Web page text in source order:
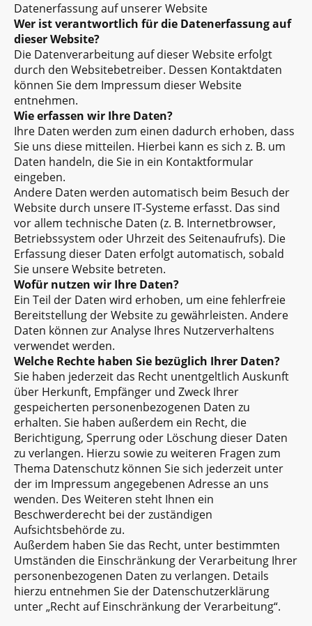
Datenerfassung auf unserer Website
Wer ist verantwortlich für die Datenerfassung auf
dieser Website?
Die Datenverarbeitung auf dieser Website erfolgt
durch den Websitebetreiber. Dessen Kontaktdaten
können Sie dem Impressum dieser Website
entnehmen.
Wie erfassen wir Ihre Daten?
Ihre Daten werden zum einen dadurch erhoben, dass
Sie uns diese mitteilen. Hierbei kann es sich z. B. um
Daten handeln, die Sie in ein Kontaktformular
eingeben.
Andere Daten werden automatisch beim Besuch der
Website durch unsere IT-Systeme erfasst. Das sind
vor allem technische Daten (z. B. Internetbrowser,
Betriebssystem oder Uhrzeit des Seitenaufrufs). Die
Erfassung dieser Daten erfolgt automatisch, sobald
Sie unsere Website betreten.
Wofür nutzen wir Ihre Daten?
Ein Teil der Daten wird erhoben, um eine fehlerfreie
Bereitstellung der Website zu gewährleisten. Andere
Daten können zur Analyse Ihres Nutzerverhaltens
verwendet werden.
Welche Rechte haben Sie bezüglich Ihrer Daten?
Sie haben jederzeit das Recht unentgeltlich Auskunft
über Herkunft, Empfänger und Zweck Ihrer
gespeicherten personenbezogenen Daten zu
erhalten. Sie haben außerdem ein Recht, die
Berichtigung, Sperrung oder Löschung dieser Daten
zu verlangen. Hierzu sowie zu weiteren Fragen zum
Thema Datenschutz können Sie sich jederzeit unter
der im Impressum angegebenen Adresse an uns
wenden. Des Weiteren steht Ihnen ein
Beschwerderecht bei der zuständigen
Aufsichtsbehörde zu.
Außerdem haben Sie das Recht, unter bestimmten
Umständen die Einschränkung der Verarbeitung Ihrer
personenbezogenen Daten zu verlangen. Details
hierzu entnehmen Sie der Datenschutzerklärung
unter „Recht auf Einschränkung der Verarbeitung“.